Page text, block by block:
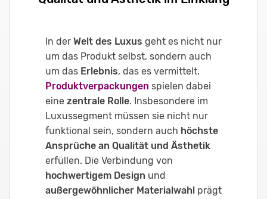
In der Welt des Luxus geht es nicht nur
um das Produkt selbst, sondern auch
um das Erlebnis, das es vermittelt.
Produktverpackungen spielen dabei
eine zentrale Rolle. Insbesondere im
Luxussegment müssen sie nicht nur
funktional sein, sondern auch höchste
Ansprüche an Qualität und Ästhetik
erfüllen. Die Verbindung von
hochwertigem Design und
außergewöhnlicher Materialwahl prägt